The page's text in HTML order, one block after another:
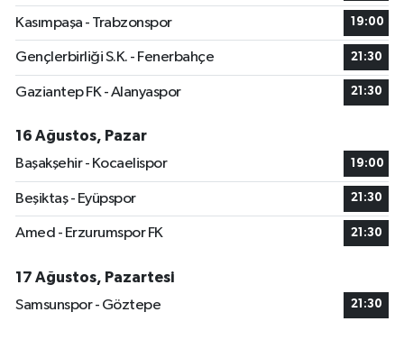
Kasımpaşa - Trabzonspor 19:00
Gençlerbirliği S.K. - Fenerbahçe 21:30
Gaziantep FK - Alanyaspor 21:30
16 Ağustos, Pazar
Başakşehir - Kocaelispor
19:00
Beşiktaş - Eyüpspor 21:30
Amed - Erzurumspor FK 21:30
17 Ağustos, Pazartesi
Samsunspor - Göztepe
21:30